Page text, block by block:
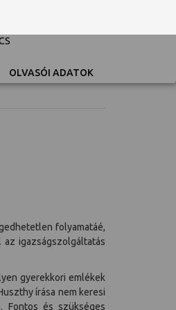
OLVASÓI ADATOK
folyamatáé,
az igazságszolgáltatás
gyerekkori emlékek
írása nem keresi
Fontos és szükséges